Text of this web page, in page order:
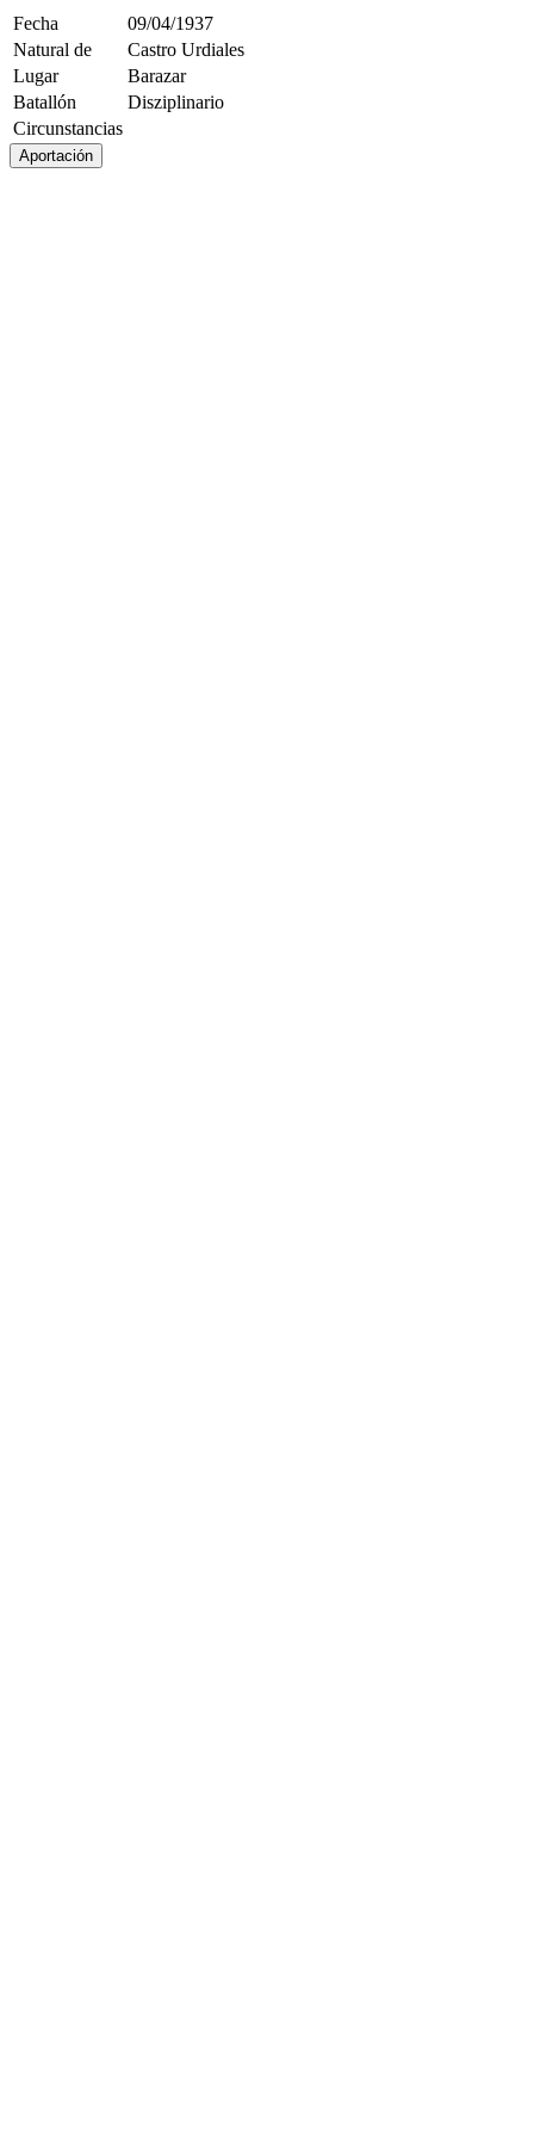
Fecha
09/04/1937
Natural de
Castro Urdiales
Lugar
Barazar
Batallón
Disziplinario
Circunstancias